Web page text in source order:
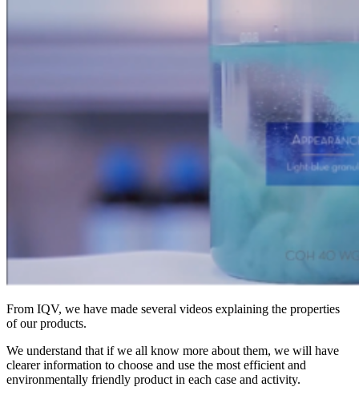
From IQV, we have made several videos explaining the properties
of our products.
We understand that if we all know more about them, we will have
clearer information to choose and use the most efficient and
environmentally friendly product in each case and activity.